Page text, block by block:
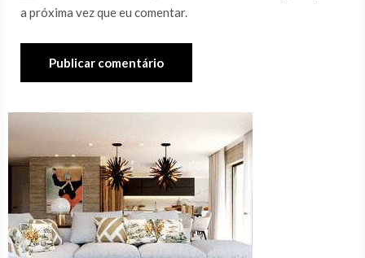
a próxima vez que eu comentar.